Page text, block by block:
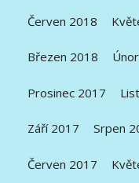
Červen 2018
Březen 2018
Prosinec 2017
Září 2017 Srpen
Červen 2017